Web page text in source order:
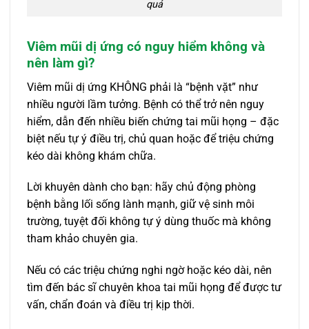
quả
Viêm mũi dị ứng có nguy hiểm không và
nên làm gì?
Viêm mũi dị ứng KHÔNG phải là “bệnh vặt” như
nhiều người lầm tưởng. Bệnh có thể trở nên nguy
hiểm, dẫn đến nhiều biến chứng tai mũi họng – đặc
biệt nếu tự ý điều trị, chủ quan hoặc để triệu chứng
kéo dài không khám chữa.
Lời khuyên dành cho bạn: hãy chủ động phòng
bệnh bằng lối sống lành mạnh, giữ vệ sinh môi
trường, tuyệt đối không tự ý dùng thuốc mà không
tham khảo chuyên gia.
Nếu có các triệu chứng nghi ngờ hoặc kéo dài, nên
tìm đến bác sĩ chuyên khoa tai mũi họng để được tư
vấn, chẩn đoán và điều trị kịp thời.